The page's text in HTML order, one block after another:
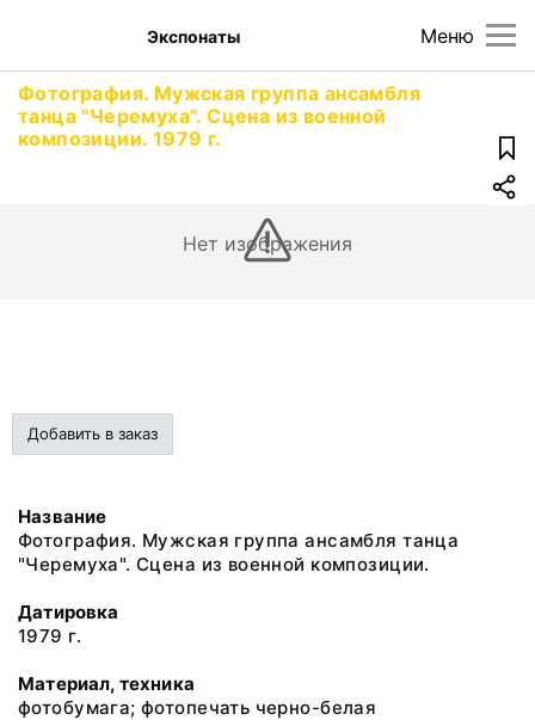
Меню
Экспонаты
Фотография. Мужская группа ансамбля
танца "Черемуха". Сцена из военной
композиции. 1979 г.
Нет изображения
Добавить в заказ
Название
Фотография. Мужская группа ансамбля танца
"Черемуха". Сцена из военной композиции.
Датировка
1979 г.
Материал, техника
фотобумага; фотопечать черно-белая